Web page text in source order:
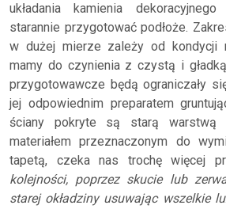
układania kamienia
starannie przygotować podłoże.
w dużej mierze zależy od kondycji
mamy do czynienia z czystą i
przygotowawcze będą ograniczały
jej odpowiednim preparatem
ściany pokryte są starą warstwą
materiałem przeznaczonym do
tapetą, czeka nas trochę więcej
kolejności, poprzez skucie lub
starej okładziny usuwając wszelkie